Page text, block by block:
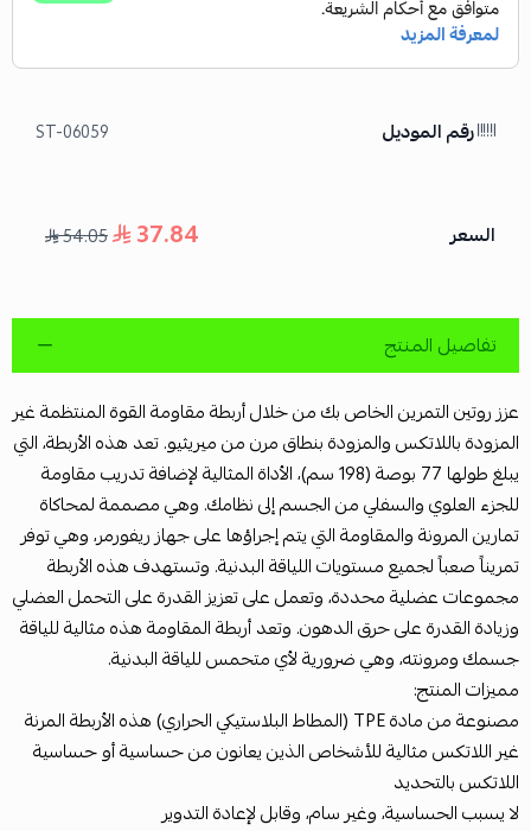
رقم الموديل ST-06059
السعر 37.84
54.05
تفاصيل المنتج
عزز روتين التمرين الخاص بك من خلال أربطة مقاومة القوة المنتظمة غير
المزودة باللاتكس والمزودة بنطاق مرن من ميريثيو. تعد هذه الأربطة، التي
يبلغ طولها 77 بوصة (198 سم)، الأداة المثالية لإضافة تدريب مقاومة
للجزء العلوي والسفلي من الجسم إلى نظامك. وهي مصممة لمحاكاة
تمارين المرونة والمقاومة التي يتم إجراؤها على جهاز ريفورمر، وهي توفر
تمريناً صعباً لجميع مستويات اللياقة البدنية. وتستهدف هذه الأربطة
مجموعات عضلية محددة، وتعمل على تعزيز القدرة على التحمل العضلي
وزيادة القدرة على حرق الدهون. وتعد أربطة المقاومة هذه مثالية للياقة
جسمك ومرونته، وهي ضرورية لأي متحمس للياقة البدنية.
مميزات المنتج:
مصنوعة من مادة TPE (المطاط البلاستيكي الحراري) هذه الأربطة المرنة
غير اللاتكس مثالية للأشخاص الذين يعانون من حساسية أو حساسية
اللاتكس بالتحديد
لا يسبب الحساسية، وغير سام، وقابل لإعادة التدوير